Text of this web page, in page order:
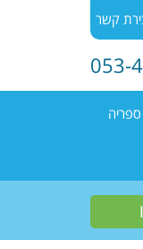
קשר
053-
ספריה
הספריה
ספרים
מקומיים